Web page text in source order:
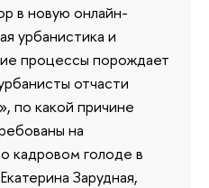
в новую онлайн-
урбанистика и
процессы порождает
отчасти
по какой причине
на
кадровом голоде в
Зарудная,